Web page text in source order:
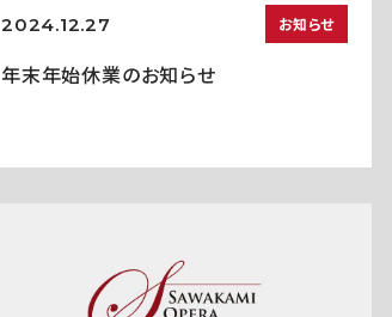
2024.12.27 お知らせ
年末年始休業のお知らせ